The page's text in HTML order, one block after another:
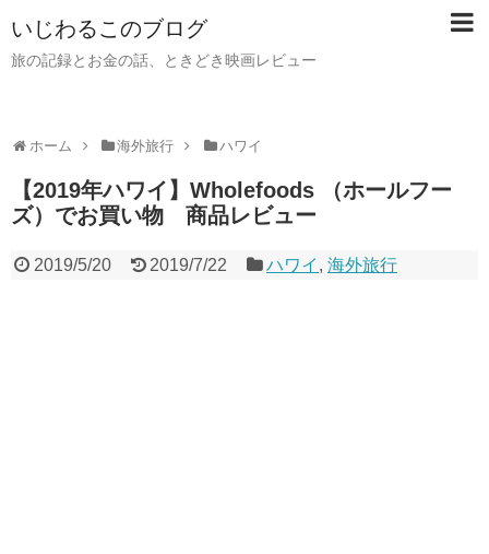
いじわるこのブログ
旅の記録とお金の話、ときどき映画レビュー
ホーム 海外旅行 ハワイ
【2019年ハワイ】Wholefoods （ホールフー
ズ）でお買い物 商品レビュー
2019/5/20 2019/7/22 ハワイ ,海外旅行